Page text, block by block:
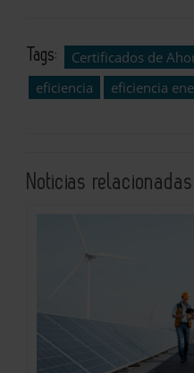
Tags:
Certificados de
eficiencia
eficiencia
Noticias relacionadas